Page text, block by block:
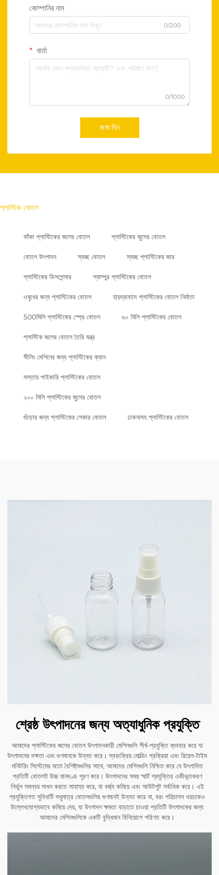
কোম্পানির নাম
0/200
বার্তা
0/1000
জমা দিন
প্লাস্টিক বোতল
ফাঁকা প্লাস্টিকের জলের বোতল প্লাস্টিকের জুসের বোতল
বোতল উৎপাদন স্বচ্ছ বোতল স্বচ্ছ প্লাস্টিকের জার
প্লাস্টিকের ডিসপেন্সার শ্যাম্পুর প্লাস্টিকের বোতল
ওষুধের জন্য প্লাস্টিকের বোতল হায়দ্রাবাদে প্লাস্টিকের বোতল নির্মাতা
500মিলি প্লাস্টিকের স্প্রে বোতল ৬০ মিলি প্লাস্টিকের বোতল
প্লাস্টিক জলের বোতল তৈরি যন্ত্র
সীলিং মেশিনের জন্য প্লাস্টিকের ক্যান
সস্তায় পাইকারি প্লাস্টিকের বোতল
২০০ মিলি প্লাস্টিকের জুসের বোতল
গুঁড়োর জন্য প্লাস্টিকের শেকার বোতল ঢাকনাসহ প্লাস্টিকের বোতল
শ্রেষ্ঠ উৎপাদনের জন্য অত্যাধুনিক প্রযুক্তি
আমাদের প্লাস্টিকের জলের বোতল উৎপাদনকারী মেশিনগুলি শীর্ষ-প্রযুক্তি ব্যবহার করে যা
উৎপাদনের দক্ষতা এবং গুণমানকে উন্নত করে। স্বয়ংক্রিয় মোল্ডিং প্রক্রিয়া এবং রিয়েল-টাইম
মনিটরিং সিস্টেমের মতো বৈশিষ্ট্যগুলির সাথে, আমাদের মেশিনগুলি নিশ্চিত করে যে উৎপাদিত
প্রতিটি বোতলই উচ্চ মানদণ্ড পূরণ করে। উৎপাদনের সময় স্মার্ট প্রযুক্তির একীভূতকরণ
নির্ভুল সমন্বয় সাধন করতে সাহায্য করে, যা বর্জ্য কমিয়ে এবং আউটপুট সর্বাধিক করে। এই
প্রযুক্তিগত সুবিধাটি শুধুমাত্র বোতলগুলির গুণমানই উন্নত করে না, বরং পরিচালন খরচকেও
উল্লেখযোগ্যভাবে কমিয়ে দেয়, যা উৎপাদন ক্ষমতা বাড়াতে চাওয়া প্রতিটি উৎপাদকের জন্য
আমাদের মেশিনগুলিকে একটি বুদ্ধিমান বিনিয়োগে পরিণত করে।